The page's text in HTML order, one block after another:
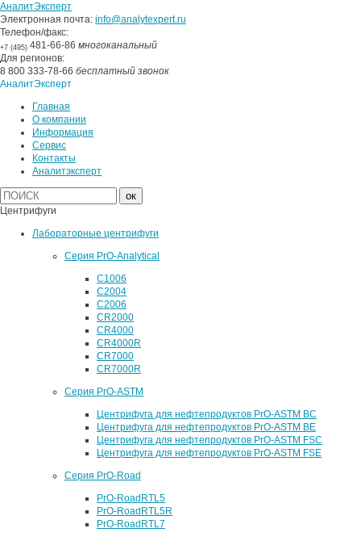
АналитЭксперт
Электронная почта: info@analytexpert.ru
Телефон/факс:
+7 (495) 481-66-86 многоканальный
Для регионов:
8 800 333-78-66 бесплатный звонок
АналитЭксперт
Главная
О компании
Информация
Сервис
Контакты
Аналитэксперт
Центрифуги
Лабораторные центрифуги
Серия PrO-Analytical
C1006
C2004
C2006
CR2000
CR4000
CR4000R
CR7000
CR7000R
Серия PrO-ASTM
Центрифуга для нефтепродуктов PrO-ASTM BC
Центрифуга для нефтепродуктов PrO-ASTM BE
Центрифуга для нефтепродуктов PrO-ASTM FSC
Центрифуга для нефтепродуктов PrO-ASTM FSE
Серия PrO-Road
PrO-RoadRTL5
PrO-RoadRTL5R
PrO-RoadRTL7